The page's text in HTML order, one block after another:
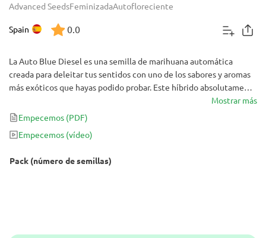
Advanced SeedsFeminizadaAutofloreciente
Spain 0.0
La Auto Blue Diesel es una semilla de marihuana automática
creada para deleitar tus sentidos con uno de los sabores y aromas
más exóticos que hayas podido probar. Este híbrido absolutamente
único combina lo mejor de dos genéticas muy valoradas: Blueberry
y Diesel. Todo esto la hace ideal para aquellos que quieran cultivar
una planta de marihuana productiva, sabrosa y colorida. ¿Estás
preparado?
Mostrar más
Empecemos (PDF)
Empecemos (vídeo)
Pack (número de semillas)